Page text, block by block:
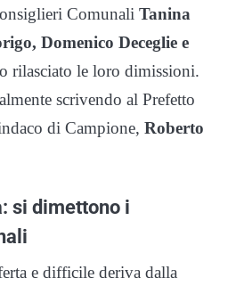
Comunali Tanina
Domenico Deceglie e
rilasciato le loro dimissioni.
scrivendo al Prefetto
di Campione, Roberto
si dimettono i
e difficile deriva dalla